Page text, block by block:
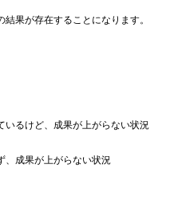
結果が存在することになります。
いるけど、成果が上がらない状況
、成果が上がらない状況